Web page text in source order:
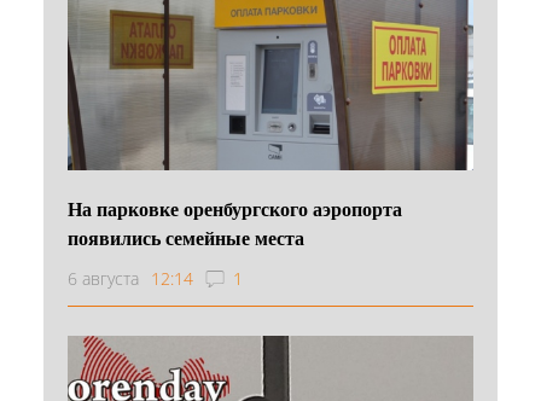
На парковке оренбургского аэропорта
появились семейные места
6 августа 12:14 1